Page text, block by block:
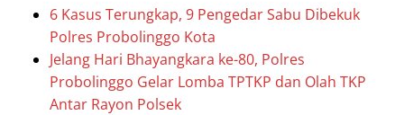
6 Kasus Terungkap, 9 Pengedar Sabu Dibekuk
Polres Probolinggo Kota
Jelang Hari Bhayangkara ke-80, Polres
Probolinggo Gelar Lomba TPTKP dan Olah TKP
Antar Rayon Polsek